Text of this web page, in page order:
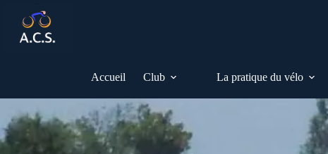
contenu
Accueil Club La pratique du vélo